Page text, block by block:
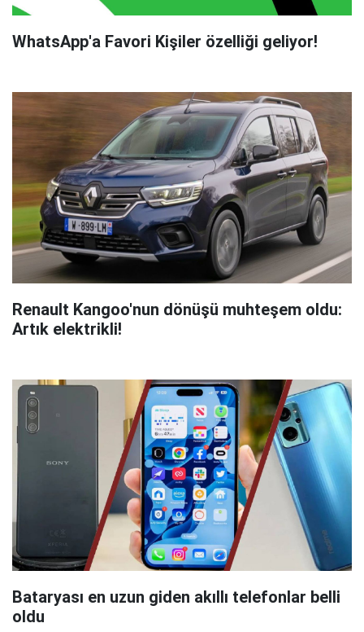
WhatsApp'a Favori Kişiler özelliği geliyor!
Renault Kangoo'nun dönüşü muhteşem oldu:
Artık elektrikli!
Bataryası en uzun giden akıllı telefonlar belli
oldu